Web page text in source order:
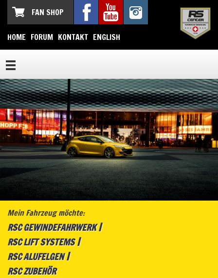
FAN SHOP
HOME FORUM KONTAKT ENGLISH
Mein Fahrzeug möchte:
RSC GEWINDEFAHRWERK
RSC LIFT SYSTEMS
RSC ALUFELGEN
RSC ZUBEHÖR